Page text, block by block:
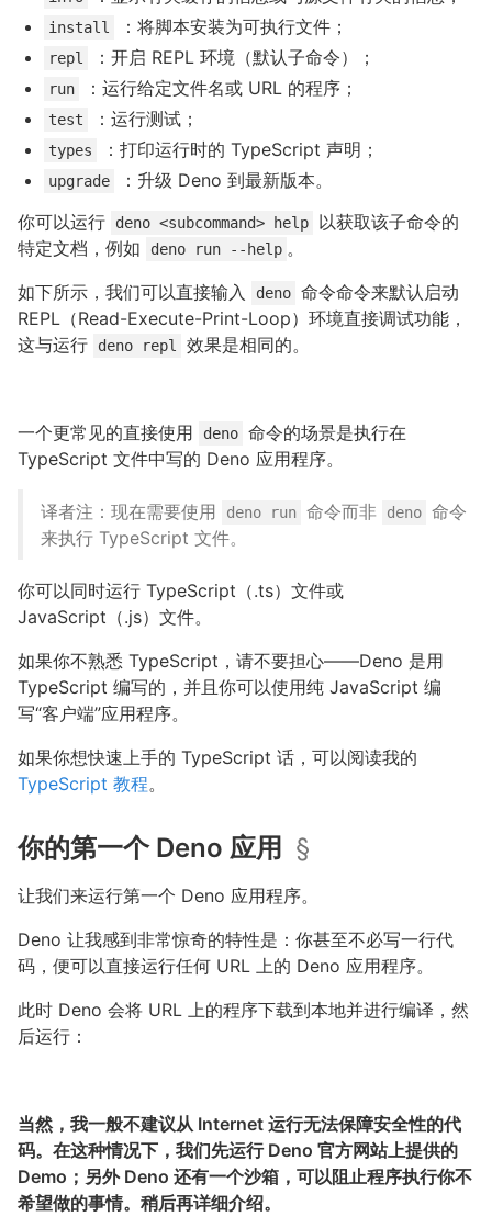
install ：将脚本安装为可执行文件；
repl ：开启 REPL 环境（默认子命令）；
run ：运行给定文件名或 URL 的程序；
test ：运行测试；
types ：打印运行时的 TypeScript 声明；
upgrade
：升级 Deno 到最新版本。
你可以运行
deno <subcommand> help
以获取该子命令的
特定文档，例如
deno run --help 。
如下所示，我们可以直接输入
deno 命令命令来默认启动
REPL（Read-Execute-Print-Loop）环境直接调试功能，
这与运行
deno repl 效果是相同的。
一个更常见的直接使用 deno 命令的场景是执行在
TypeScript 文件中写的 Deno 应用程序。
译者注：现在需要使用 deno run 命令而非 deno 命令
来执行 TypeScript 文件。
你可以同时运行 TypeScript（.ts）文件或
JavaScript（.js）文件。
如果你不熟悉 TypeScript，请不要担心——Deno 是用
TypeScript 编写的，并且你可以使用纯 JavaScript 编
写“客户端”应用程序。
如果你想快速上手的 TypeScript 话，可以阅读我的
TypeScript 教程。
你的第一个 Deno 应用 §
让我们来运行第一个 Deno 应用程序。
Deno 让我感到非常惊奇的特性是：你甚至不必写一行代
码，便可以直接运行任何 URL 上的 Deno 应用程序。
此时 Deno 会将 URL 上的程序下载到本地并进行编译，然
后运行：
当然，我一般不建议从 Internet 运行无法保障安全性的代
码。在这种情况下，我们先运行 Deno 官方网站上提供的
Demo；另外 Deno 还有一个沙箱，可以阻止程序执行你不
希望做的事情。稍后再详细介绍。